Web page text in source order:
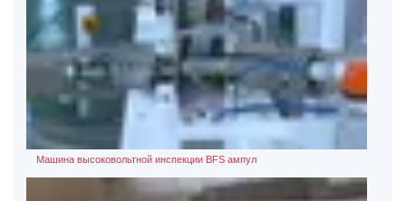
Машина высоковольтной инспекции BFS ампул